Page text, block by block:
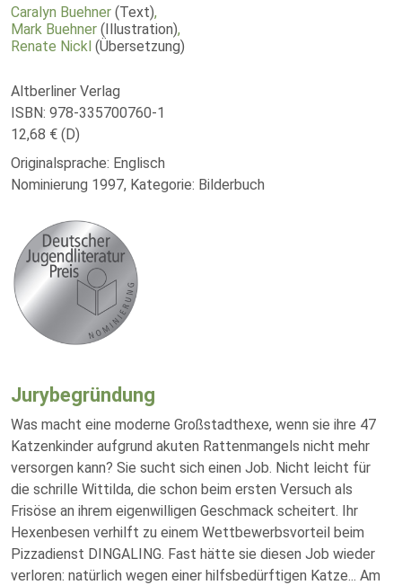
Caralyn Buehner (Text),
Mark Buehner (Illustration),
Renate Nickl (Übersetzung)
Altberliner Verlag
ISBN: 978-335700760-1
12,68 € (D)
Originalsprache: Englisch
Nominierung 1997, Kategorie: Bilderbuch
Jurybegründung
Was macht eine moderne Großstadthexe, wenn sie ihre 47
Katzenkinder aufgrund akuten Rattenmangels nicht mehr
versorgen kann? Sie sucht sich einen Job. Nicht leicht für
die schrille Wittilda, die schon beim ersten Versuch als
Frisöse an ihrem eigenwilligen Geschmack scheitert. Ihr
Hexenbesen verhilft zu einem Wettbewerbsvorteil beim
Pizzadienst DINGALING. Fast hätte sie diesen Job wieder
verloren: natürlich wegen einer hilfsbedürftigen Katze... Am